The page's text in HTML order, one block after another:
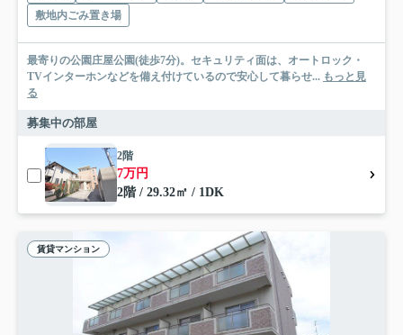
敷地内ごみ置き場
最寄りの公園庄屋公園(徒歩7分)。セキュリティ面は、オートロック・
TVインターホンなどを備え付けているので安心して暮らせ... もっと見
る
募集中の部屋
2階
7万円
2階 / 29.32㎡ / 1DK
賃貸マンション